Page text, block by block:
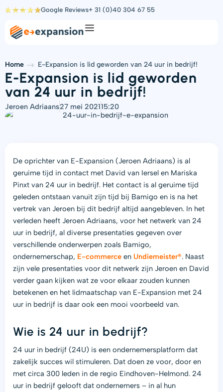
Ga
inhoud
Google Reviews+ 31 (0)40 304 67 55
Home E-Expansion is lid geworden van 24 uur in bedrijf!
E-Expansion is lid geworden
van 24 uur in bedrijf!
Jeroen Adriaans27 mei 202115:20
De oprichter van E-Expansion (Jeroen Adriaans) is al
geruime tijd in contact met David van Iersel en Mariska
Pinxt van 24 uur in bedrijf. Het contact is al geruime tijd
geleden ontstaan vanuit zijn tijd bij Bamigo en is na het
vertrek van Jeroen bij dit bedrijf altijd aangebleven. In het
verleden heeft Jeroen Adriaans, voor het netwerk van 24
uur in bedrijf, al diverse presentaties gegeven over
verschillende onderwerpen zoals Bamigo,
ondernemerschap, E-commerce en Undiemeister®. Naast
zijn vele presentaties voor dit netwerk zijn Jeroen en David
verder gaan kijken wat ze voor elkaar zouden kunnen
betekenen en het lidmaatschap van E-Expansion met 24
uur in bedrijf is daar ook een mooi voorbeeld van.
Wie is 24 uur in bedrijf?
24 uur in bedrijf (24U) is een ondernemersplatform dat
zakelijk succes wil stimuleren. Dat doen ze voor, door en
met circa 300 leden in de regio Eindhoven-Helmond. 24
uur in bedrijf gelooft dat ondernemers – in al hun